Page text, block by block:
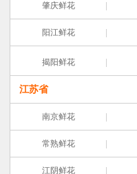
肇庆鲜花
阳江鲜花
揭阳鲜花
江苏省
南京鲜花
常熟鲜花
江阴鲜花